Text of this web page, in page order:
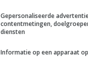
Gepersonaliseerde
contentmetingen,
diensten
Informatie op een apparaat